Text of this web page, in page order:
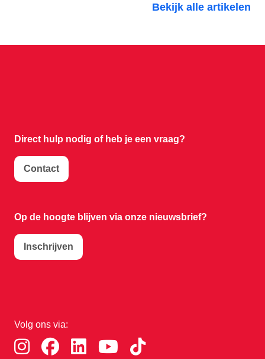
Bekijk alle artikelen
Direct hulp nodig ofheb je een vraag?
Contact
Op de hoogte blijven via onze nieuwsbrief?
Inschrijven
Volg ons via: